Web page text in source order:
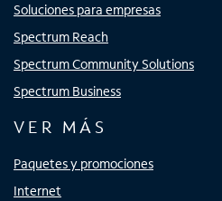
Soluciones para empresas
Spectrum Reach
Spectrum Community Solutions
Spectrum Business
VER MÁS
Paquetes y promociones
Internet